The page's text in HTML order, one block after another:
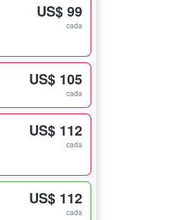
US$ 99
cada
US$ 105
cada
US$ 112
cada
US$ 112
cada